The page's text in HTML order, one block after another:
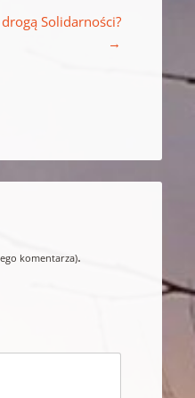
Solidarności?
→
komentarza).